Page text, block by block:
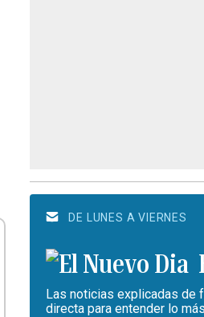
DE LUNES A VIERNES
Las noticias explicadas de
directa para entender lo